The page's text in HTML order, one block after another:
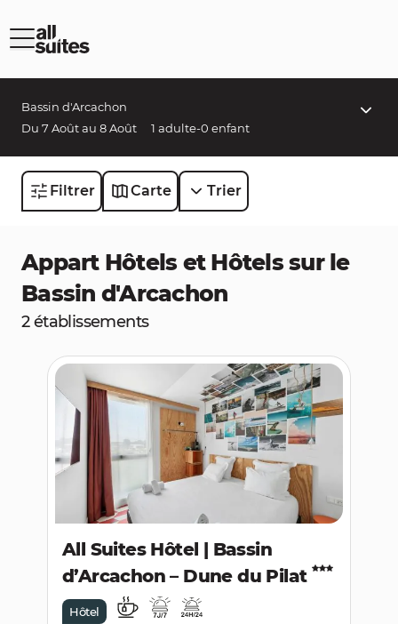
Bassin d'Arcachon
Du 7 Aoûtau 8 Août 1 adulte-0 enfant
Destinations
Dates
-
Nombre de personnes
RECHERCHER
Filtrer Carte Trier
Appart Hôtels et Hôtels sur le
Bassin d'Arcachon
2 établissements
All Suites Hôtel | Bassin
d’Arcachon – Dune du Pilat
Hôtel